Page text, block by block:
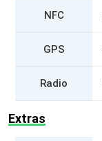
NFC
GPS
Radio
Extras